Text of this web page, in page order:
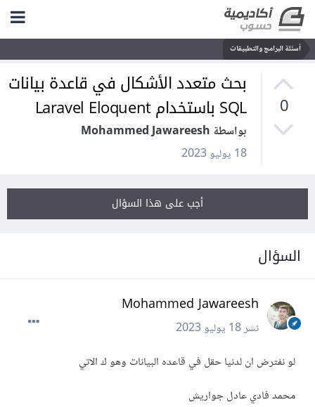
أسئلة البرامج والتطبيقات
0
بحث متعدد الأشكال في قاعدة بيانات
SQL باستخدام Laravel Eloquent
بواسطة Mohammed Jawareesh
18 يوليو 2023
أجب على هذا السؤال
السؤال
Mohammed Jawareesh
نشر18 يوليو 2023
لو نفترض ان لدنيا حقل في قاعده البيانات وهو ك الاتي
محمد فادي عادل جواريش